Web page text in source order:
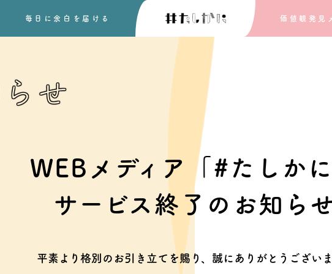
毎日に余白を 届ける 価値観発見
せ
WEBメディア「#たしかに
サービス終了のお知ら
平素より格別のお引き立てを賜り、 誠にありがとうございま